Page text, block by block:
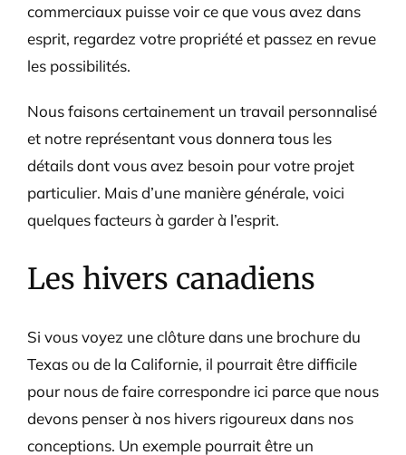
commerciaux puisse voir ce que vous avez dans
esprit, regardez votre propriété et passez en revue
les possibilités.
Nous faisons certainement un travail personnalisé
et notre représentant vous donnera tous les
détails dont vous avez besoin pour votre projet
particulier. Mais d’une manière générale, voici
quelques facteurs à garder à l’esprit.
Les hivers canadiens
Si vous voyez une clôture dans une brochure du
Texas ou de la Californie, il pourrait être difficile
pour nous de faire correspondre ici parce que nous
devons penser à nos hivers rigoureux dans nos
conceptions. Un exemple pourrait être un